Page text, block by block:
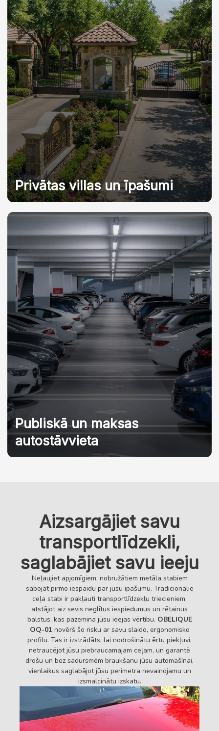
Privātas villas un īpašumi
Publiskā un maksas
autostāvvieta
Aizsargājiet savu
transportlīdzekli,
saglabājiet savu ieeju
Neļaujiet apjomīgiem, nobružātiem metāla stabiem
sabojāt pirmo iespaidu par jūsu īpašumu. Tradicionālie
ceļa stabi ir pakļauti transportlīdzekļu triecieniem,
atstājot aiz sevis neglītus iespiedumus un rētainus
balstus, kas pazemina jūsu ieejas vērtību. OBELIQUE
OQ-01 novērš šo risku ar savu slaido, ergonomisko
profilu. Tas ir izstrādāts, lai nodrošinātu ērtu piekļuvi,
netraucējot jūsu piebraucamajam ceļam, un garantē
drošu un bez sadursmēm braukšanu jūsu automašīnai,
vienlaikus saglabājot jūsu perimetra nevainojamu un
izsmalcinātu izskatu.